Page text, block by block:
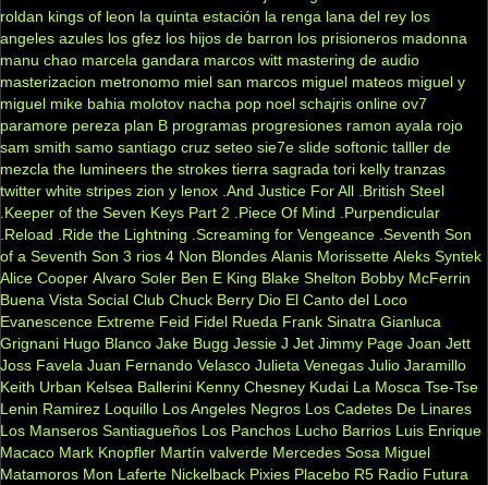
roldan kings of leon la quinta estación la renga lana del rey los
angeles azules los gfez los hijos de barron los prisioneros madonna
manu chao marcela gandara marcos witt mastering de audio
masterizacion metronomo miel san marcos miguel mateos miguel y
miguel mike bahia molotov nacha pop noel schajris online ov7
paramore pereza plan B programas progresiones ramon ayala rojo
sam smith samo santiago cruz seteo sie7e slide softonic talller de
mezcla the lumineers the strokes tierra sagrada tori kelly tranzas
twitter white stripes zion y lenox .And Justice For All .British Steel
.Keeper of the Seven Keys Part 2
.Piece Of Mind
.Purpendicular
.Reload
.Ride the Lightning .Screaming for Vengeance .Seventh Son
of a Seventh Son 3 rios 4 Non Blondes Alanis Morissette Aleks Syntek
Alice Cooper Alvaro Soler Ben E King Blake Shelton Bobby McFerrin
Buena Vista Social Club Chuck Berry Dio El Canto del Loco
Evanescence Extreme Feid Fidel Rueda Frank Sinatra Gianluca
Grignani Hugo Blanco Jake Bugg Jessie J Jet Jimmy Page Joan Jett
Joss Favela Juan Fernando Velasco Julieta Venegas Julio Jaramillo
Keith Urban Kelsea Ballerini Kenny Chesney Kudai La Mosca Tse-Tse
Lenin Ramirez Loquillo Los Angeles Negros Los Cadetes De Linares
Los Manseros Santiagueños Los Panchos Lucho Barrios Luis Enrique
Macaco Mark Knopfler Martín valverde Mercedes Sosa Miguel
Matamoros Mon Laferte Nickelback Pixies Placebo R5 Radio Futura